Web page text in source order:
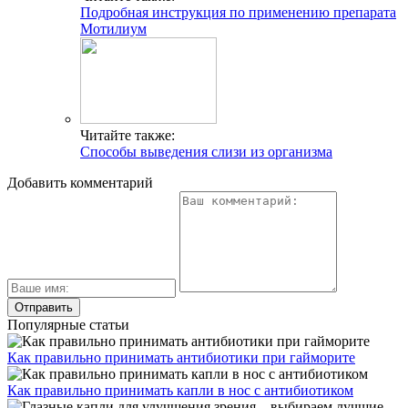
Подробная инструкция по применению препарата
Мотилиум
Читайте также:
Способы выведения слизи из организма
Добавить комментарий
Популярные статьи
Как правильно принимать антибиотики при гайморите
Как правильно принимать капли в нос с антибиотиком